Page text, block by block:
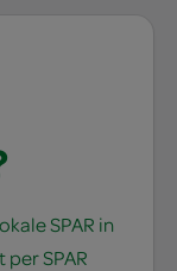
SPAR in
SPAR